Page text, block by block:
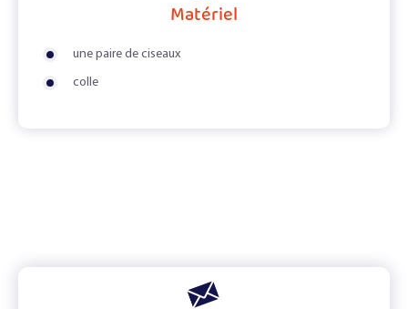
Matériel
une paire de ciseaux
colle